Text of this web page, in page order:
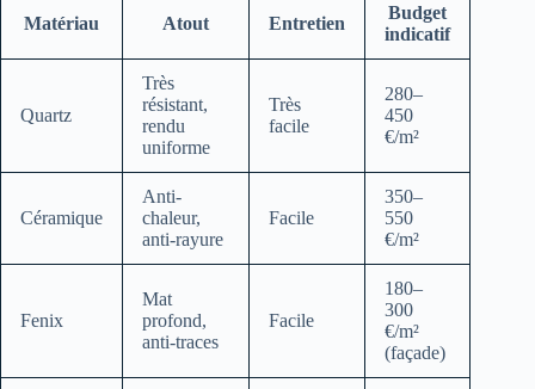
Matériau Atout Entretien
Budget
indicatif
Quartz
Très
résistant,
rendu
uniforme
Très
facile
280–
450
€/m²
Céramique
Anti-
chaleur,
anti-rayure
Facile
350–
550
€/m²
Fenix
Mat
profond,
anti-traces
Facile
180–
300
€/m²
(façade)